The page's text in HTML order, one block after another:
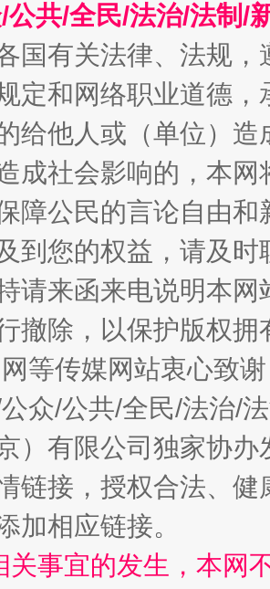
火 生生不息 一
公共/全民/法治/法制/
国有关法律、法规
定和网络职业道德
给他人或（单位）
成社会影响的，本
障公民的言论自由
到您的权益，请及
请来函来电说明本
撤除，以保护版权
等传媒网站衷心致
众/公共/全民/法治/
）有限公司独家协
链接，授权合法、
加相应链接。
关事宜的发生，本网